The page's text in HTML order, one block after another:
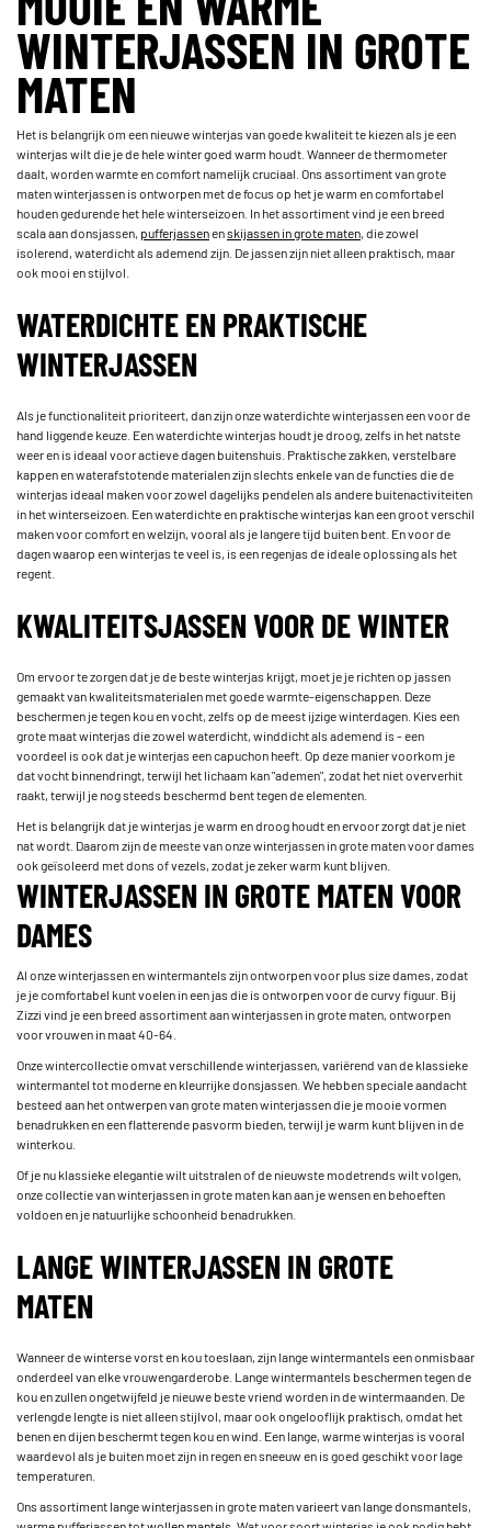
WINTERJASSEN IN GROTE
MATEN
Het is belangrijk om een nieuwe winterjas van goede kwaliteit te kiezen als je een
winterjas wilt die je de hele winter goed warm houdt. Wanneer de thermometer
daalt, worden warmte en comfort namelijk cruciaal. Ons assortiment van grote
maten winterjassen is ontworpen met de focus op het je warm en comfortabel
houden gedurende het hele winterseizoen. In het assortiment vind je een breed
scala aan donsjassen, pufferjassenenskijassen in grote maten, die zowel
isolerend, waterdicht als ademend zijn. De jassen zijn niet alleen praktisch, maar
ook mooi en stijlvol.
WATERDICHTE EN PRAKTISCHE
WINTERJASSEN
Als je functionaliteit prioriteert, dan zijn onze waterdichte winterjassen een voor de
hand liggende keuze. Een waterdichte winterjas houdt je droog, zelfs in het natste
weer en is ideaal voor actieve dagen buitenshuis. Praktische zakken, verstelbare
kappen en waterafstotende materialen zijn slechts enkele van de functies die de
winterjas ideaal maken voor zowel dagelijks pendelen als andere buitenactiviteiten
in het winterseizoen. Een waterdichte en praktische winterjas kan een groot verschil
maken voor comfort en welzijn, vooral als je langere tijd buiten bent. En voor de
dagen waarop een winterjas te veel is, is een regenjas de ideale oplossing als het
regent.
KWALITEITSJASSEN VOOR DE WINTER
Om ervoor te zorgen dat je de beste winterjas krijgt, moet je je richten op jassen
gemaakt van kwaliteitsmaterialen met goede warmte-eigenschappen. Deze
beschermen je tegen kou en vocht, zelfs op de meest ijzige winterdagen. Kies een
grote maat winterjas die zowel waterdicht, winddicht als ademend is - een
voordeel is ook dat je winterjas een capuchon heeft. Op deze manier voorkom je
dat vocht binnendringt, terwijl het lichaam kan "ademen", zodat het niet oververhit
raakt, terwijl je nog steeds beschermd bent tegen de elementen.
Het is belangrijk dat je winterjas je warm en droog houdt en ervoor zorgt dat je niet
nat wordt. Daarom zijn de meeste van onze winterjassen in grote maten voor dames
ook geïsoleerd met dons of vezels, zodat je zeker warm kunt blijven.
WINTERJASSEN IN GROTE MATEN VOOR
DAMES
Al onze winterjassen en wintermantels zijn ontworpen voor plus size dames, zodat
je je comfortabel kunt voelen in een jas die is ontworpen voor de curvy figuur. Bij
Zizzi vind je een breed assortiment aan winterjassen in grote maten, ontworpen
voor vrouwen in maat 40-64.
Onze wintercollectie omvat verschillende winterjassen, variërend van de klassieke
wintermantel tot moderne en kleurrijke donsjassen. We hebben speciale aandacht
besteed aan het ontwerpen van grote maten winterjassen die je mooie vormen
benadrukken en een flatterende pasvorm bieden, terwijl je warm kunt blijven in de
winterkou.
Of je nu klassieke elegantie wilt uitstralen of de nieuwste modetrends wilt volgen,
onze collectie van winterjassen in grote maten kan aan je wensen en behoeften
voldoen en je natuurlijke schoonheid benadrukken.
LANGE WINTERJASSEN IN GROTE
MATEN
Wanneer de winterse vorst en kou toeslaan, zijn lange wintermantels een onmisbaar
onderdeel van elke vrouwengarderobe. Lange wintermantels beschermen tegen de
kou en zullen ongetwijfeld je nieuwe beste vriend worden in de wintermaanden. De
verlengde lengte is niet alleen stijlvol, maar ook ongelooflijk praktisch, omdat het
benen en dijen beschermt tegen kou en wind. Een lange, warme winterjas is vooral
waardevol als je buiten moet zijn in regen en sneeuw en is goed geschikt voor lage
temperaturen.
Ons assortiment lange winterjassen in grote maten varieert van lange donsmantels,